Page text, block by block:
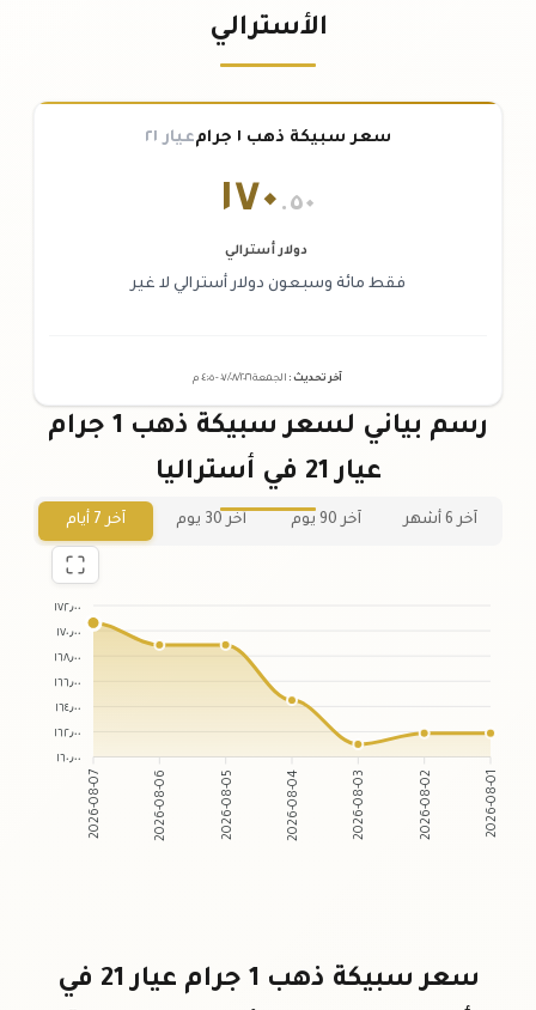
الأسترالي
سعر سبيكة ذهب ١ جرام عيار ٢١
١٧٠ .٥٠
دولار أسترالي
فقط مائة وسبعون دولار أسترالي لا غير
آخر تحديث : الجمعة ٠٧ /٠٨/٢٠٢٦ - ٠٤:٠٥ م
رسم بياني لسعر سبيكة ذهب 1 جرام
عيار 21 في أستراليا
آخر 6 أشهر آخر 90 يوم آخر 30 يوم آخر 7 أيام
١٧٢٫٠٠
١٧٠٫٠٠
١٦٨٫٠٠
١٦٦٫٠٠
١٦٤٫٠٠
١٦٢٫٠٠
١٦٠٫٠٠
2026-08-07 2026-08-06 2026-08-05 2026-08-04 2026-08-03 2026-08-02 2026-08-01
سعر سبيكة ذهب 1 جرام عيار 21 في